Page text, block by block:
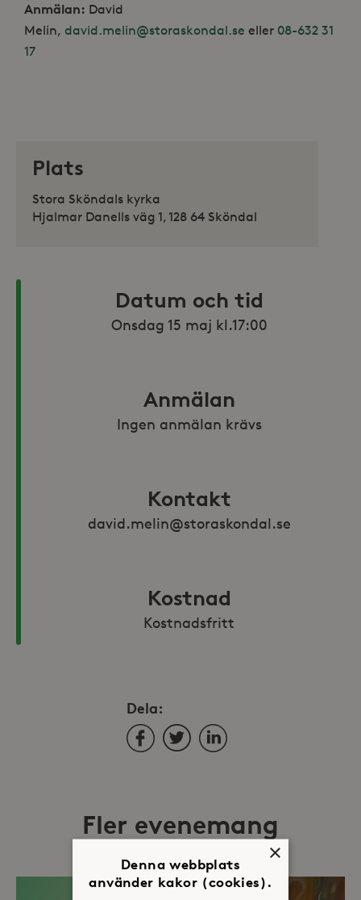
Anmälan: David
Melin, david.melin@storaskondal.se eller 08-632 31
17
Plats
Stora Sköndals kyrka
Hjalmar Danells väg 1, 128 64 Sköndal
Datum och tid
Anmälan
Ingen anmälan krävs
Kontakt
david.melin@storaskondal.se
Kostnad
Kostnadsfritt
Dela:
FacebookTwitterLinkedIn
Fler evenemang
×
Denna webbplats
använder kakor (cookies).